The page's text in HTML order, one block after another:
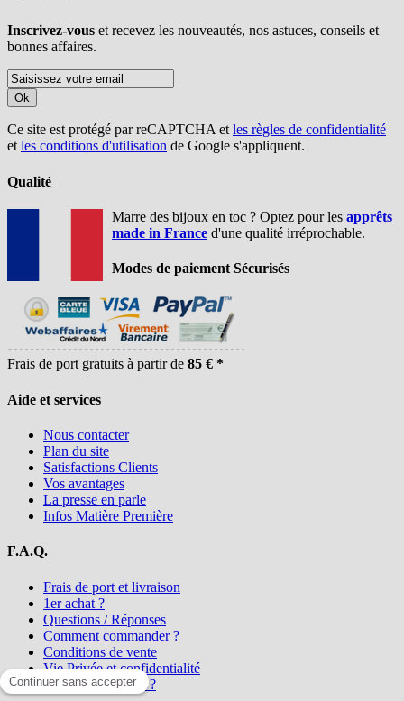
Inscrivez-vous et recevez les nouveautés, nos astuces, conseils et
bonnes affaires.
Ok
Ce site est protégé par reCAPTCHA etles règles de confidentialité
etles conditions d'utilisation de Google s'appliquent.
Qualité
Marre des bijoux en toc ? Optez pour les apprêts
made in France d'une qualité irréprochable.
Modes de paiement Sécurisés
Frais de port gratuits à partir de 85 € *
Aide et services
Nous contacter
Plan du site
Satisfactions Clients
Vos avantages
La presse en parle
Infos Matière Première
F.A.Q.
Frais de port et livraison
1er achat ?
Questions / Réponses
Comment commander ?
Conditions de vente
Vie Privée et confidentialité
Qui sommes-nous ?